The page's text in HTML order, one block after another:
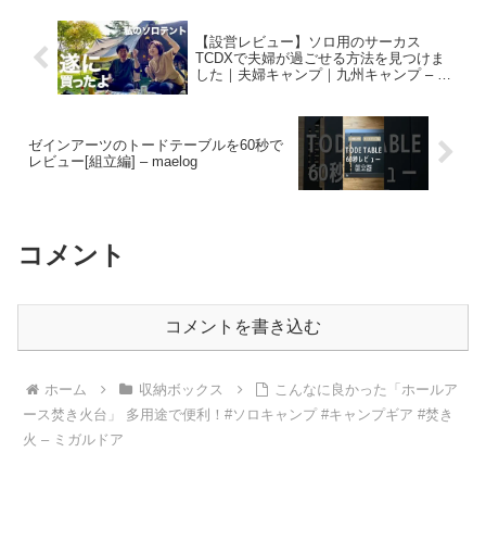
【設営レビュー】ソロ用のサーカス
TCDXで夫婦が過ごせる方法を見つけま
した｜夫婦キャンプ｜九州キャンプ – ぎ
ゼインアーツのトードテーブルを60秒で
レビュー[組立編] – maelog
コメント
コメントを書き込む
ホーム 収納ボックス
こんなに良かった「ホールア
ース焚き火台」 多用途で便利！#ソロキャンプ #キャンプギア #焚き
火 – ミガルドア